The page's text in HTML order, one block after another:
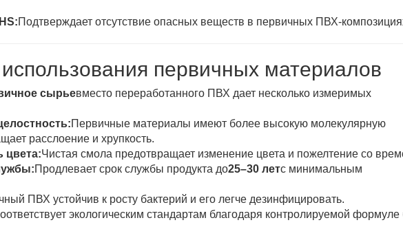
Подтверждает отсутствие опасных веществ в первичных ПВХ-
первичных материалов
сырьевместо переработанного ПВХ дает несколько измеримых
Первичные материалы имеют более высокую молекулярную
расслоение и хрупкость.
цвета:Чистая смола предотвращает изменение цвета и пожелтение со
Продлевает срок службы продукта до25–30 летс минимальным
ПВХ устойчив к росту бактерий и его легче дезинфицировать.
экологическим стандартам благодаря контролируемой формуле